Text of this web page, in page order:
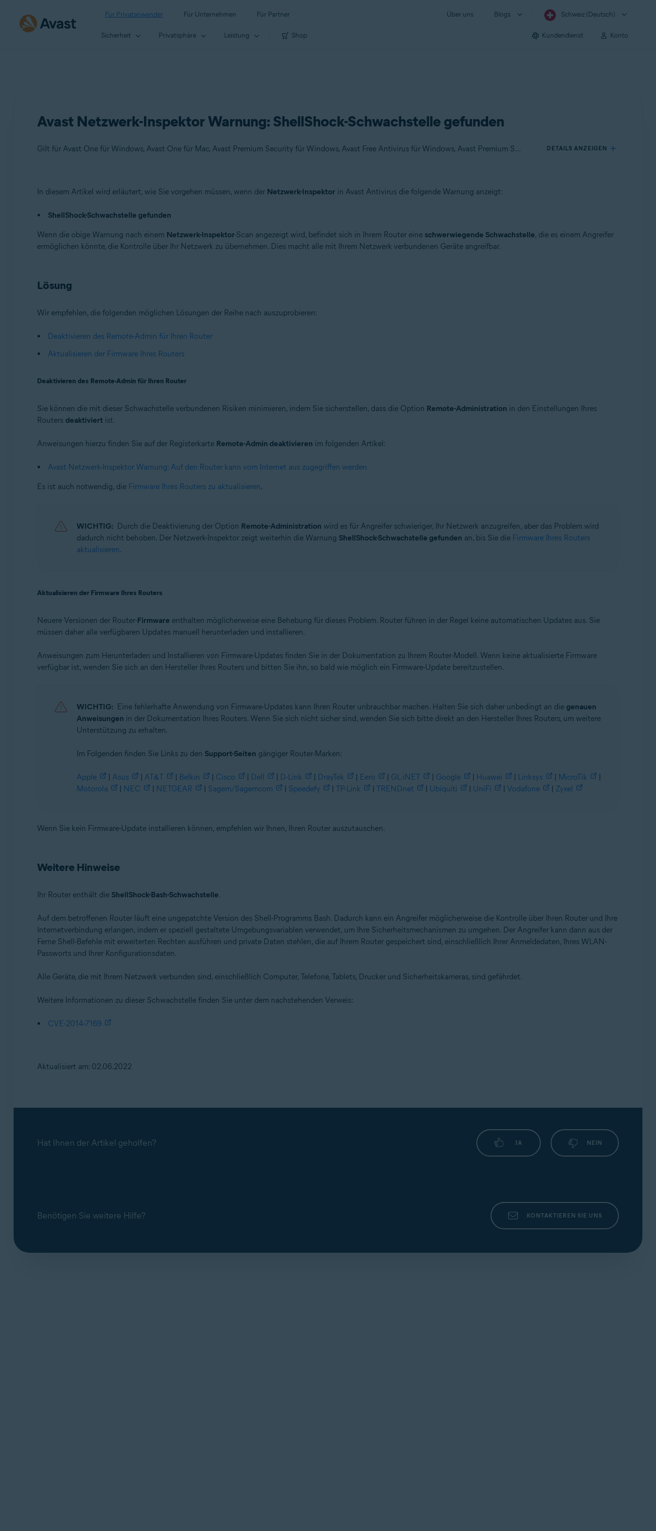
Für Privatanwender Für Unternehmen Für Partner Über uns Blogs Schweiz (Deutsch)
Sicherheit Privatsphäre Leistung Shop Kundendienst Konto
Avast Netzwerk-Inspektor Warnung: ShellShock-Schwachstelle gefunden
Gilt für Avast One für Windows, Avast One für Mac, Avast Premium Security für Windows, Avast Free Antivirus für Windows, Avast Premium Security für Mac, Avast Security für Mac DETAILS ANZEIGEN
Produkte:
Avast One 22.x für Mac
Avast Free Antivirus 22.x für Windows
Avast Premium Security 15.x für Mac
Betriebssysteme:
Microsoft Windows 10 Home/Pro/Enterprise/Education – 32-/64-Bit
Microsoft Windows 8 Home/Pro/Enterprise/Education – 32-/64-Bit
Apple macOS 12.x (Monterey)
Apple macOS 10.15.x (Catalina)
Apple macOS 10.13.x (High Sierra)
Apple macOS 10.12.x (Sierra)
In diesem Artikel wird erläutert, wie Sie vorgehen müssen, wenn der Netzwerk-Inspektor in Avast Antivirus die folgende Warnung anzeigt:
ShellShock-Schwachstelle gefunden
Wenn die obige Warnung nach einem Netzwerk-Inspektor-Scan angezeigt wird, befindet sich in Ihrem Router eine schwerwiegende Schwachstelle, die es einem Angreifer
ermöglichen könnte, die Kontrolle über Ihr Netzwerk zu übernehmen. Dies macht alle mit Ihrem Netzwerk verbundenen Geräte angreifbar.
Lösung
Wir empfehlen, die folgenden möglichen Lösungen der Reihe nach auszuprobieren:
Deaktivieren des Remote-Admin für Ihren Router
Aktualisieren der Firmware Ihres Routers
Deaktivieren des Remote-Admin für Ihren Router
Sie können die mit dieser Schwachstelle verbundenen Risiken minimieren, indem Sie sicherstellen, dass die Option Remote-Administration in den Einstellungen Ihres
Routers deaktiviert ist.
Anweisungen hierzu finden Sie auf der Registerkarte Remote-Admin deaktivieren im folgenden Artikel:
Avast Netzwerk-Inspektor Warnung: Auf den Router kann vom Internet aus zugegriffen werden
Es ist auch notwendig, die Firmware Ihres Routers zu aktualisieren.
WICHTIG: Durch die Deaktivierung der Option Remote-Administration wird es für Angreifer schwieriger, Ihr Netzwerk anzugreifen, aber das Problem wird
dadurch nicht behoben. Der Netzwerk-Inspektor zeigt weiterhin die Warnung ShellShock-Schwachstelle gefunden an, bis Sie die Firmware Ihres Routers
aktualisieren.
Aktualisieren der Firmware Ihres Routers
Neuere Versionen der Router-Firmware enthalten möglicherweise eine Behebung für dieses Problem. Router führen in der Regel keine automatischen Updates aus. Sie
müssen daher alle verfügbaren Updates manuell herunterladen und installieren.
Anweisungen zum Herunterladen und Installieren von Firmware-Updates finden Sie in der Dokumentation zu Ihrem Router-Modell. Wenn keine aktualisierte Firmware
verfügbar ist, wenden Sie sich an den Hersteller Ihres Routers und bitten Sie ihn, so bald wie möglich ein Firmware-Update bereitzustellen.
WICHTIG: Eine fehlerhafte Anwendung von Firmware-Updates kann Ihren Router unbrauchbar machen. Halten Sie sich daher unbedingt an die genauen
Anweisungen in der Dokumentation Ihres Routers. Wenn Sie sich nicht sicher sind, wenden Sie sich bitte direkt an den Hersteller Ihres Routers, um weitere
Unterstützung zu erhalten.
Im Folgenden finden Sie Links zu den Support-Seiten gängiger Router-Marken:
Apple | Asus | AT&T | Belkin | Cisco | Dell | D-Link | DrayTek | Eero | GL.iNET | Google | Huawei | Linksys | MicroTik
|
Motorola
| NEC | NETGEAR | Sagem/Sagemcom | Speedefy | TP-Link | TRENDnet | Ubiquiti | UniFi | Vodafone | Zyxel
Wenn Sie kein Firmware-Update installieren können, empfehlen wir Ihnen, Ihren Router auszutauschen.
Weitere Hinweise
Ihr Router enthält die ShellShock-Bash-Schwachstelle.
Auf dem betroffenen Router läuft eine ungepatchte Version des Shell-Programms Bash. Dadurch kann ein Angreifer möglicherweise die Kontrolle über Ihren Router und Ihre
Internetverbindung erlangen, indem er speziell gestaltete Umgebungsvariablen verwendet, um Ihre Sicherheitsmechanismen zu umgehen. Der Angreifer kann dann aus der
Ferne Shell-Befehle mit erweiterten Rechten ausführen und private Daten stehlen, die auf Ihrem Router gespeichert sind, einschließlich Ihrer Anmeldedaten, Ihres WLAN-
Passworts und Ihrer Konfigurationsdaten.
Alle Geräte, die mit Ihrem Netzwerk verbunden sind, einschließlich Computer, Telefone, Tablets, Drucker und Sicherheitskameras, sind gefährdet.
Weitere Informationen zu dieser Schwachstelle finden Sie unter dem nachstehenden Verweis:
CVE-2014-7169
Aktualisiert am: 02.06.2022
Hat Ihnen der Artikel geholfen? JA NEIN
Benötigen Sie weitere Hilfe? KONTAKTIEREN SIE UNS